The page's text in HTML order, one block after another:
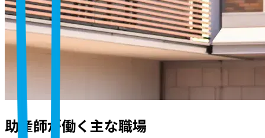
助産師が働く主な職場